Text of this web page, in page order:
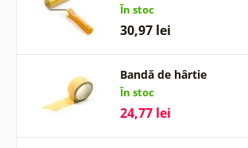
În stoc
30,97 lei
Bandă de hârtie
În stoc
24,77 lei